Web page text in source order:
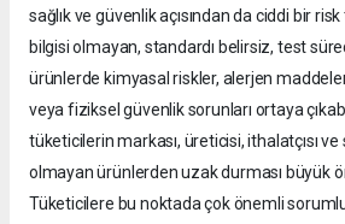
sağlık ve güvenlik açısından da ciddi bir
bilgisi olmayan, standardı belirsiz, test
ürünlerde kimyasal riskler, alerjen
veya fiziksel güvenlik sorunları ortaya
tüketicilerin markası, üreticisi, ithalatçısı
olmayan ürünlerden uzak durması büyük
Tüketicilere bu noktada çok önemli